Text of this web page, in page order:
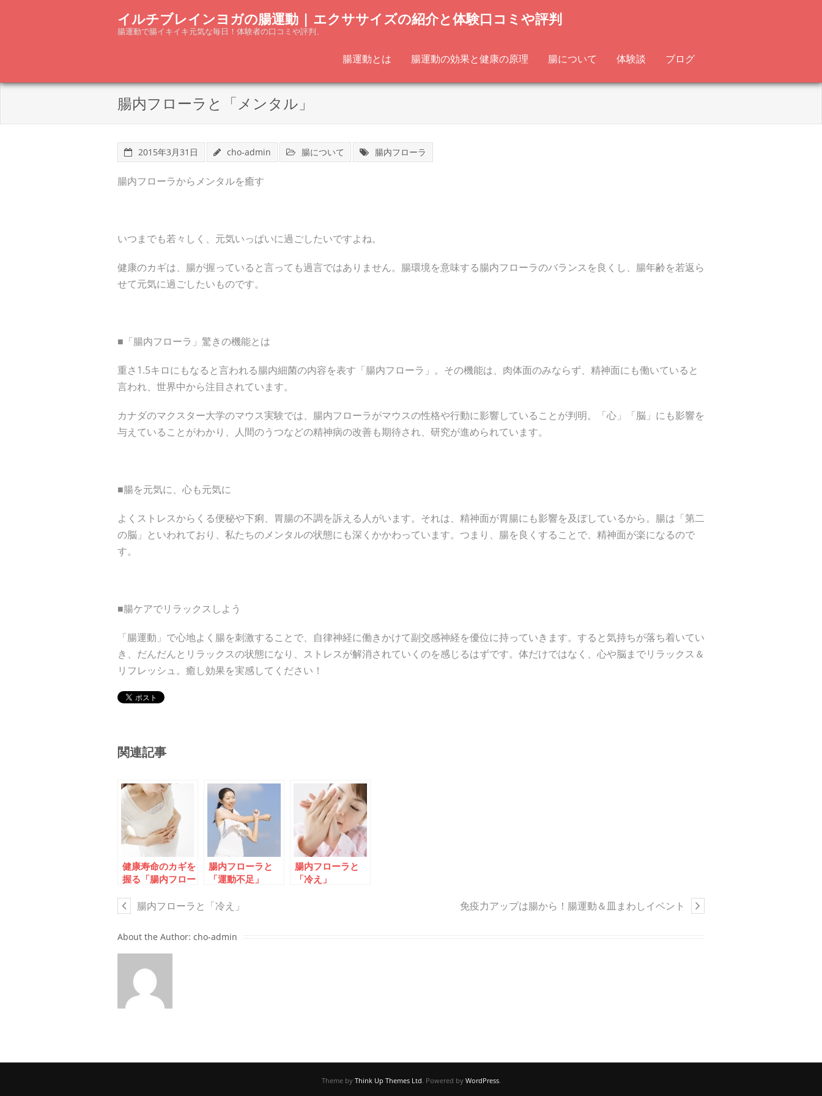
イルチブレインヨガの腸運動 | エクササイズの紹介と体験口コミや評判
腸運動で腸イキイキ元気な毎日！体験者の口コミや評判、
腸運動とは 腸運動の効果と健康の原理 腸について 体験談 ブログ
腸内フローラと「メンタル」
2015年3月31日 cho-admin 腸について 腸内フローラ
腸内フローラからメンタルを癒す
いつまでも若々しく、元気いっぱいに過ごしたいですよね。
健康のカギは、腸が握っていると言っても過言ではありません。腸環境を意味する腸内フローラのバランスを良くし、腸年齢を若返ら
せて元気に過ごしたいものです。
■「腸内フローラ」驚きの機能とは
重さ1.5キロにもなると言われる腸内細菌の内容を表す「腸内フローラ」。その機能は、肉体面のみならず、精神面にも働いていると
言われ、世界中から注目されています。
カナダのマクスター大学のマウス実験では、腸内フローラがマウスの性格や行動に影響していることが判明。「心」「脳」にも影響を
与えていることがわかり、人間のうつなどの精神病の改善も期待され、研究が進められています。
■腸を元気に、心も元気に
よくストレスからくる便秘や下痢、胃腸の不調を訴える人がいます。それは、精神面が胃腸にも影響を及ぼしているから。腸は「第二
の脳」といわれており、私たちのメンタルの状態にも深くかかわっています。つまり、腸を良くすることで、精神面が楽になるので
す。
■腸ケアでリラックスしよう
「腸運動」で心地よく腸を刺激することで、自律神経に働きかけて副交感神経を優位に持っていきます。すると気持ちが落ち着いてい
き、だんだんとリラックスの状態になり、ストレスが解消されていくのを感じるはずです。体だけではなく、心や脳までリラックス＆
リフレッシュ。癒し効果を実感してください！
関連記事
健康寿命のカギを
握る「腸内フロー
腸内フローラと
「運動不足」
腸内フローラと
「冷え」
腸内フローラと「冷え」 免疫力アップは腸から！腸運動＆皿まわしイベント
About the Author: cho-admin
Theme by Think Up Themes Ltd. Powered by WordPress.